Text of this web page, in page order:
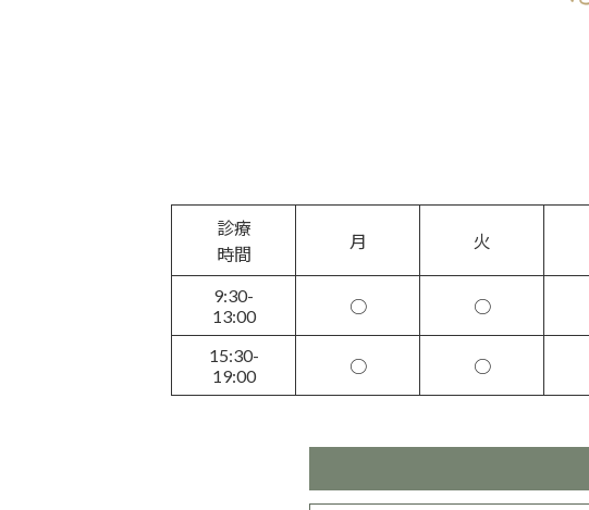
診療
時間
月 火
9:30-
13:00
○ ○
15:30-
19:00
○ ○